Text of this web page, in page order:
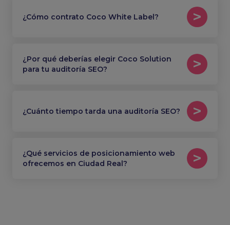
¿Cómo contrato Coco White Label?
¿Por qué deberías elegir Coco Solution
para tu auditoría SEO?
¿Cuánto tiempo tarda una auditoría SEO?
¿Qué servicios de posicionamiento web
ofrecemos en Ciudad Real?